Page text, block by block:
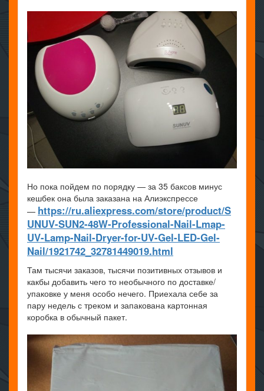
Но пока пойдем по порядку — за 35 баксов минус
кешбек она была заказана на Алиэкспрессе
— https://ru.aliexpress.com/store/product/S
UNUV-SUN2-48W-Professional-Nail-Lmap-
UV-Lamp-Nail-Dryer-for-UV-Gel-LED-Gel-
Nail/1921742_32781449019.html
Там тысячи заказов, тысячи позитивных отзывов и
какбы добавить чего то необычного по доставке/
упаковке у меня особо нечего. Приехала себе за
пару недель с треком и запакована картонная
коробка в обычный пакет.